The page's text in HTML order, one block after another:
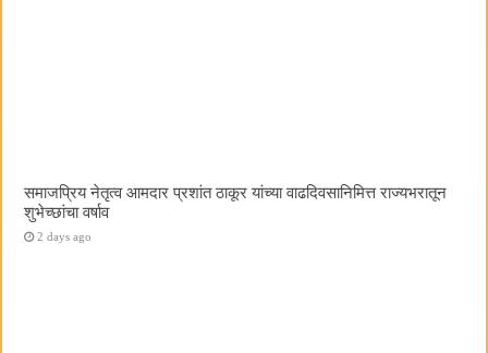
समाजप्रिय नेतृत्व आमदार प्रशांत ठाकूर यांच्या वाढदिवसानिमित्त राज्यभरातून
शुभेच्छांचा वर्षाव
2 days ago